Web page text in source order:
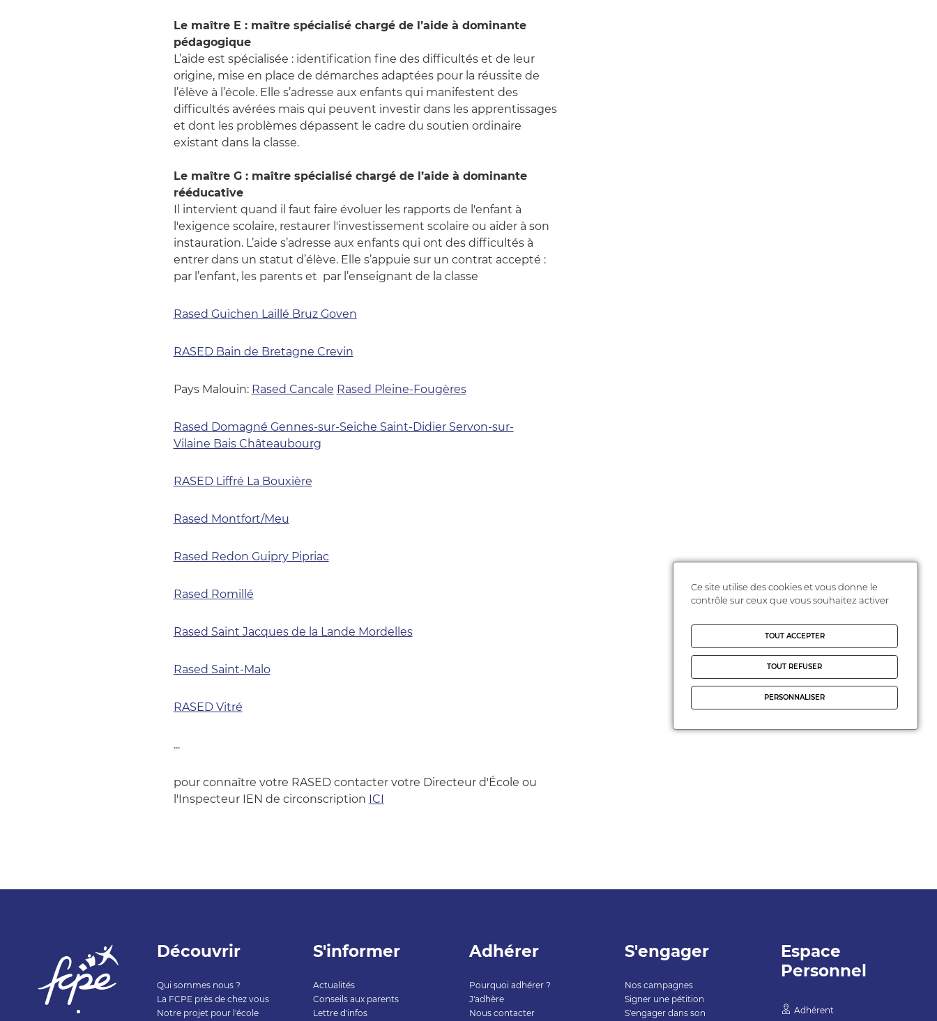
Le maître E : maître spécialisé chargé de l’aide à dominante
pédagogique
L’aide est spécialisée : identification fine des difficultés et de leur
origine, mise en place de démarches adaptées pour la réussite de
l’élève à l’école. Elle s’adresse aux enfants qui manifestent des
difficultés avérées mais qui peuvent investir dans les apprentissages
et dont les problèmes dépassent le cadre du soutien ordinaire
existant dans la classe.
Le maître G : maître spécialisé chargé de l’aide à dominante
rééducative
Il intervient quand il faut faire évoluer les rapports de l'enfant à
l'exigence scolaire, restaurer l'investissement scolaire ou aider à son
instauration. L’aide s’adresse aux enfants qui ont des difficultés à
entrer dans un statut d’élève. Elle s’appuie sur un contrat accepté :
par l’enfant, les parents et par l’enseignant de la classe
Rased Guichen Laillé Bruz Goven
RASED Bain de Bretagne Crevin
Pays Malouin: Rased Cancale Rased Pleine-Fougères
Rased Domagné Gennes-sur-Seiche Saint-Didier Servon-sur-
Vilaine Bais Châteaubourg
RASED Liffré La Bouxière
Rased Montfort/Meu
Rased Redon Guipry Pipriac
Rased Romillé
Rased Saint Jacques de la Lande Mordelles
Rased Saint-Malo
RASED Vitré
...
pour connaître votre RASED contacter votre Directeur d'École ou
l'Inspecteur IEN de circonscription ICI
Découvrir
Qui sommes nous ?
La FCPE près de chez vous
Notre projet pour l'école
S'informer
Actualités
Conseils aux parents
Lettre d'infos
Adhérer
Pourquoi adhérer ?
J'adhère
Nous contacter
S'engager
Nos campagnes
Signer une pétition
S'engager dans son
Espace
Personnel
Adhérent
Ce site utilise des cookies et vous donne le
contrôle sur ceux que vous souhaitez activer
TOUT ACCEPTER
TOUT REFUSER
PERSONNALISER